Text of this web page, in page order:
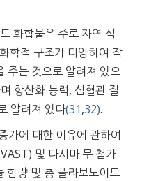
화합물은 주로 자연 식
학적 구조가 다양하여 작
주는 것으로 알려져 있으
항산화 능력, 심혈관 질
알려져 있다(31,32).
가에 대한 이유에 관하여
및 다시마 무 첨가
함량 및 총 플라보노이드